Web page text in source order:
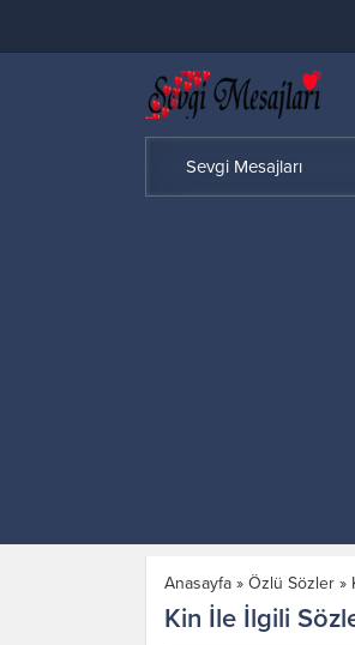
Sevgi Mesajları
Anasayfa » Özlü Sözler »
Kin İle İlgili